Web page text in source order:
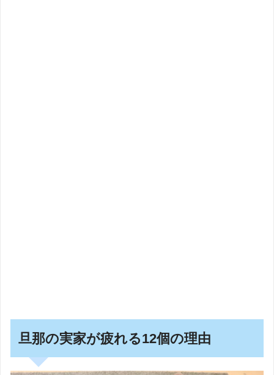
旦那の実家が疲れる12個の理由